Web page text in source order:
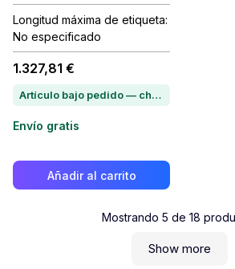
Longitud máxima de etiqueta:
No especificado
1.327,81 €
Artículo bajo pedido — chatea para conocer el plazo de entrega
Envío gratis
Añadir al carrito
Mostrando 5 de 18
Show more